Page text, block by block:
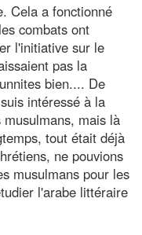
Cela a fonctionné
combats ont
l'initiative sur le
pas la
bien.... De
intéressé à la
mais là
tout était déjà
ne pouvions
musulmans pour les
l'arabe littéraire